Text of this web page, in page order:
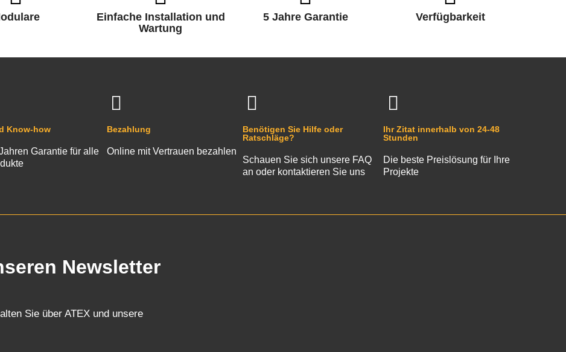
Einfache Installation und
Wartung
5 Jahre Garantie Verfügbarkeit
Know-how
Garantie für alle
Bezahlung
Online mit Vertrauen bezahlen
Benötigen Sie Hilfe oder
Ratschläge?
Schauen Sie sich unsere FAQ
an oder kontaktieren Sie uns
Ihr Zitat innerhalb von 24-48
Stunden
Die beste Preislösung für Ihre
Projekte
Newsletter
Sie über ATEX und unsere